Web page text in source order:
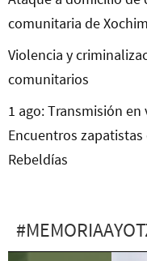
comunitaria de
Violencia y
comunitarios
1 ago: Transmisión
Encuentros zapatistas
Rebeldías